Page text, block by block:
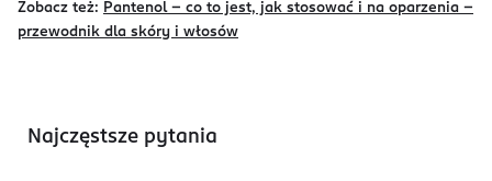
Zobacz też: Pantenol – co to jest, jak stosować i na oparzenia –
przewodnik dla skóry i włosów
Najczęstsze pytania